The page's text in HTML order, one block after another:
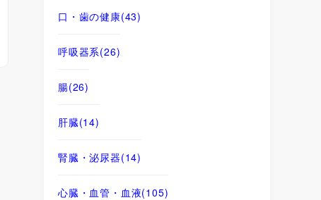
口・歯の健康(43)
呼吸器系(26)
腸(26)
肝臓(14)
腎臓・泌尿器(14)
心臓・血管・血液(105)